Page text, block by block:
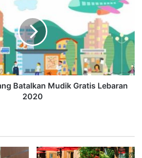
Batalkan Mudik Gratis Lebaran
2020